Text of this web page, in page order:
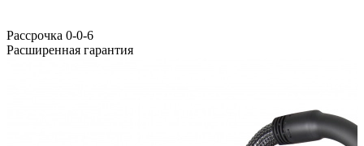
Расcрочка 0-0-6
Расширенная гарантия